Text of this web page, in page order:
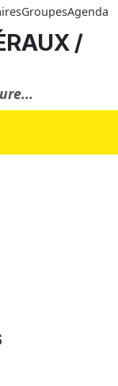
GroupesAgenda
/